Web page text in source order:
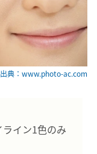
出典：www.photo-ac.com
ライン1色のみ